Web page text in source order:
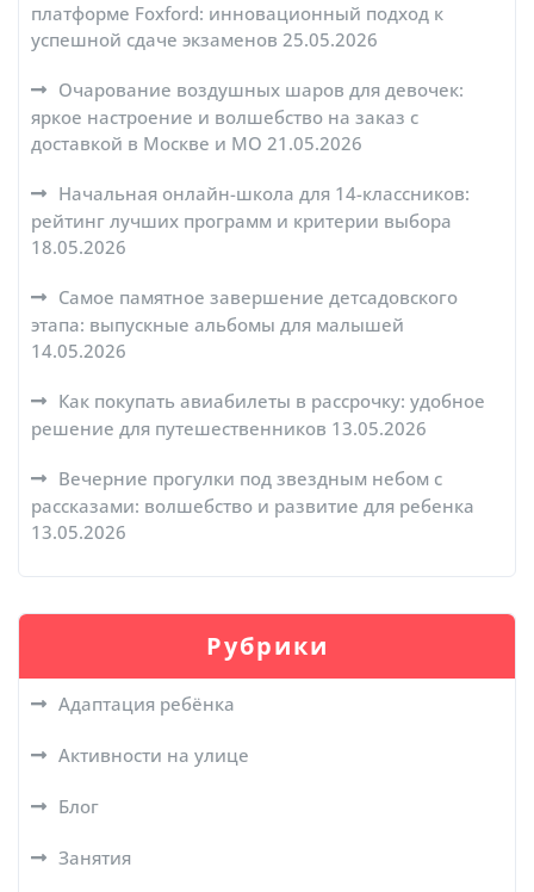
платформе Foxford: инновационный подход к
успешной сдаче экзаменов 25.05.2026
Очарование воздушных шаров для девочек:
яркое настроение и волшебство на заказ с
доставкой в Москве и МО 21.05.2026
Начальная онлайн-школа для 14-классников:
рейтинг лучших программ и критерии выбора
18.05.2026
Самое памятное завершение детсадовского
этапа: выпускные альбомы для малышей
14.05.2026
Как покупать авиабилеты в рассрочку: удобное
решение для путешественников 13.05.2026
Вечерние прогулки под звездным небом с
рассказами: волшебство и развитие для ребенка
13.05.2026
Рубрики
Адаптация ребёнка
Активности на улице
Блог
Занятия